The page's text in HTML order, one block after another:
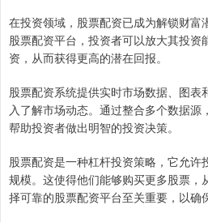
在投资领域，股票配资已成为解锁财富
股票配资平台，投资者可以放大其投资
资，从而获得更高的潜在回报。
股票配资系统提供实时市场数据、图表
入了解市场动态。通过整合多个数据源
帮助投资者做出明智的投资决策。
股票配资是一种杠杆投资策略，它允许
规模。这使得他们能够购买更多股票，
择可靠的股票配资平台至关重要，以确